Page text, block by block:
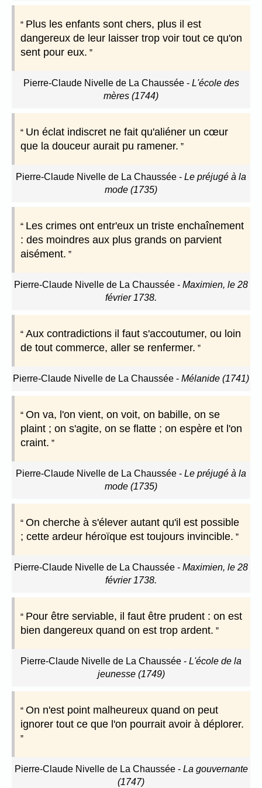
Plus les enfants sont chers, plus il est
dangereux de leur laisser trop voir tout ce qu'on
sent pour eux.
Pierre-Claude Nivelle de La Chaussée- L'école des
mères (1744)
Un éclat indiscret ne fait qu'aliéner un cœur
que la douceur aurait pu ramener.
Pierre-Claude Nivelle de La Chaussée - Le préjugé à la
mode (1735)
Les crimes ont entr'eux un triste enchaînement
: des moindres aux plus grands on parvient
aisément.
Pierre-Claude Nivelle de La Chaussée - Maximien, le 28
février 1738.
Aux contradictions il faut s'accoutumer, ou loin
de tout commerce, aller se renfermer.
Pierre-Claude Nivelle de La Chaussée - Mélanide (1741)
On va, l'on vient, on voit, on babille, on se
plaint ; on s'agite, on se flatte ; on espère et l'on
craint.
Pierre-Claude Nivelle de La Chaussée - Le préjugé à la
mode (1735)
On cherche à s'élever autant qu'il est possible
; cette ardeur héroïque est toujours invincible.
Pierre-Claude Nivelle de La Chaussée - Maximien, le 28
février 1738.
Pour être serviable, il faut être prudent : on est
bien dangereux quand on est trop ardent.
Pierre-Claude Nivelle de La Chaussée - L'école de la
jeunesse (1749)
On n'est point malheureux quand on peut
ignorer tout ce que l'on pourrait avoir à déplorer.
Pierre-Claude Nivelle de La Chaussée- La gouvernante
(1747)